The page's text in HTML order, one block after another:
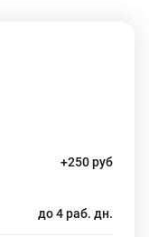
+250 руб
до 4 раб. дн.